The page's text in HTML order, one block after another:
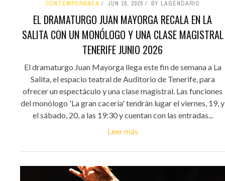
CONTEMPORÁNEA JUN 16, 2026 BY LAGENDARIO
EL DRAMATURGO JUAN MAYORGA RECALA EN LA
SALITA CON UN MONÓLOGO Y UNA CLASE MAGISTRAL
TENERIFE JUNIO 2026
El dramaturgo Juan Mayorga llega este fin de semana a La
Salita, el espacio teatral de Auditorio de Tenerife, para
ofrecer un espectáculo y una clase magistral. Las funciones
del monólogo 'La gran cacería' tendrán lugar el viernes, 19, y
el sábado, 20, a las 19:30 y cuentan con las entradas...
Leer más